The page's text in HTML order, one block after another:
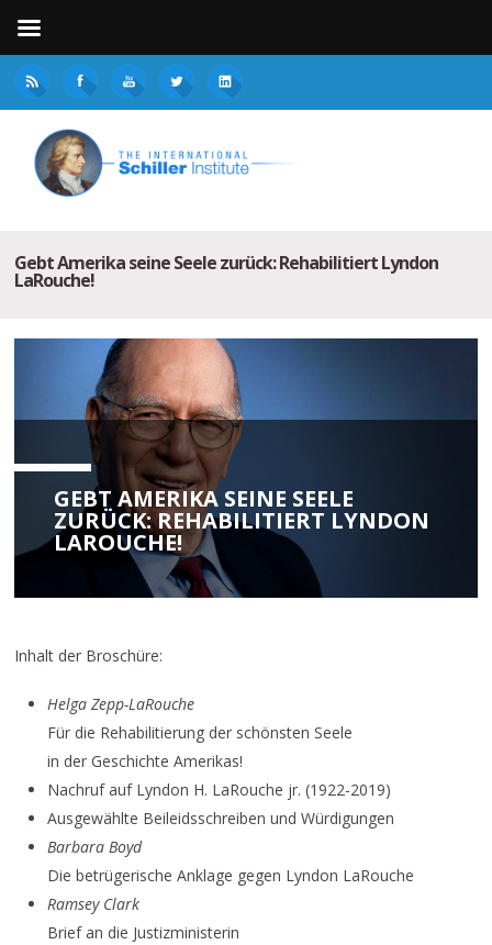
Gebt Amerika seine Seele zurück: Rehabilitiert Lyndon
LaRouche!
GEBT AMERIKA SEINE SEELE
ZURÜCK: REHABILITIERT LYNDON
LAROUCHE!
Inhalt der Broschüre:
Helga Zepp-LaRouche
Für die Rehabilitierung der schönsten Seele
in der Geschichte Amerikas!
Nachruf auf Lyndon H. LaRouche jr. (1922-2019)
Ausgewählte Beileidsschreiben und Würdigungen
Barbara Boyd
Die betrügerische Anklage gegen Lyndon LaRouche
Ramsey Clark
Brief an die Justizministerin